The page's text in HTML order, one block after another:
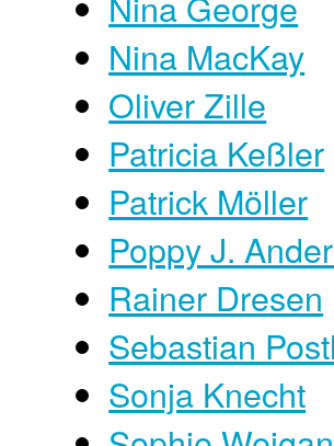
Nina MacKay
Oliver Zille
Patricia Keßler
Patrick Möller
Poppy J.
Rainer Dresen
Sebastian
Sonja Knecht